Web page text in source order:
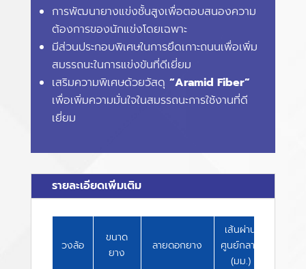
การพัฒนายางแข่งชั้นสูงเพื่อตอบสนองความ
ต้องการของนักแข่งโดยเฉพาะ
มีส่วนประกอบพิเศษในการยึดเกาะถนนเพื่อเพิ่ม
สมรรถนะในการแข่งขันที่ดีเยี่ยม
เสริมความพิเศษด้วยวัสดุ “Aramid Fiber”
เพื่อเพิ่มความมั่นใจในสมรรถนะการใช้งานที่ดี
เยี่ยม
รายละเอียดเพิ่มเติม
วงล้อ
ขนาด
ยาง
ลายดอกยาง
เส้นผ่าน
ศูนย์กลาง
(มม.)